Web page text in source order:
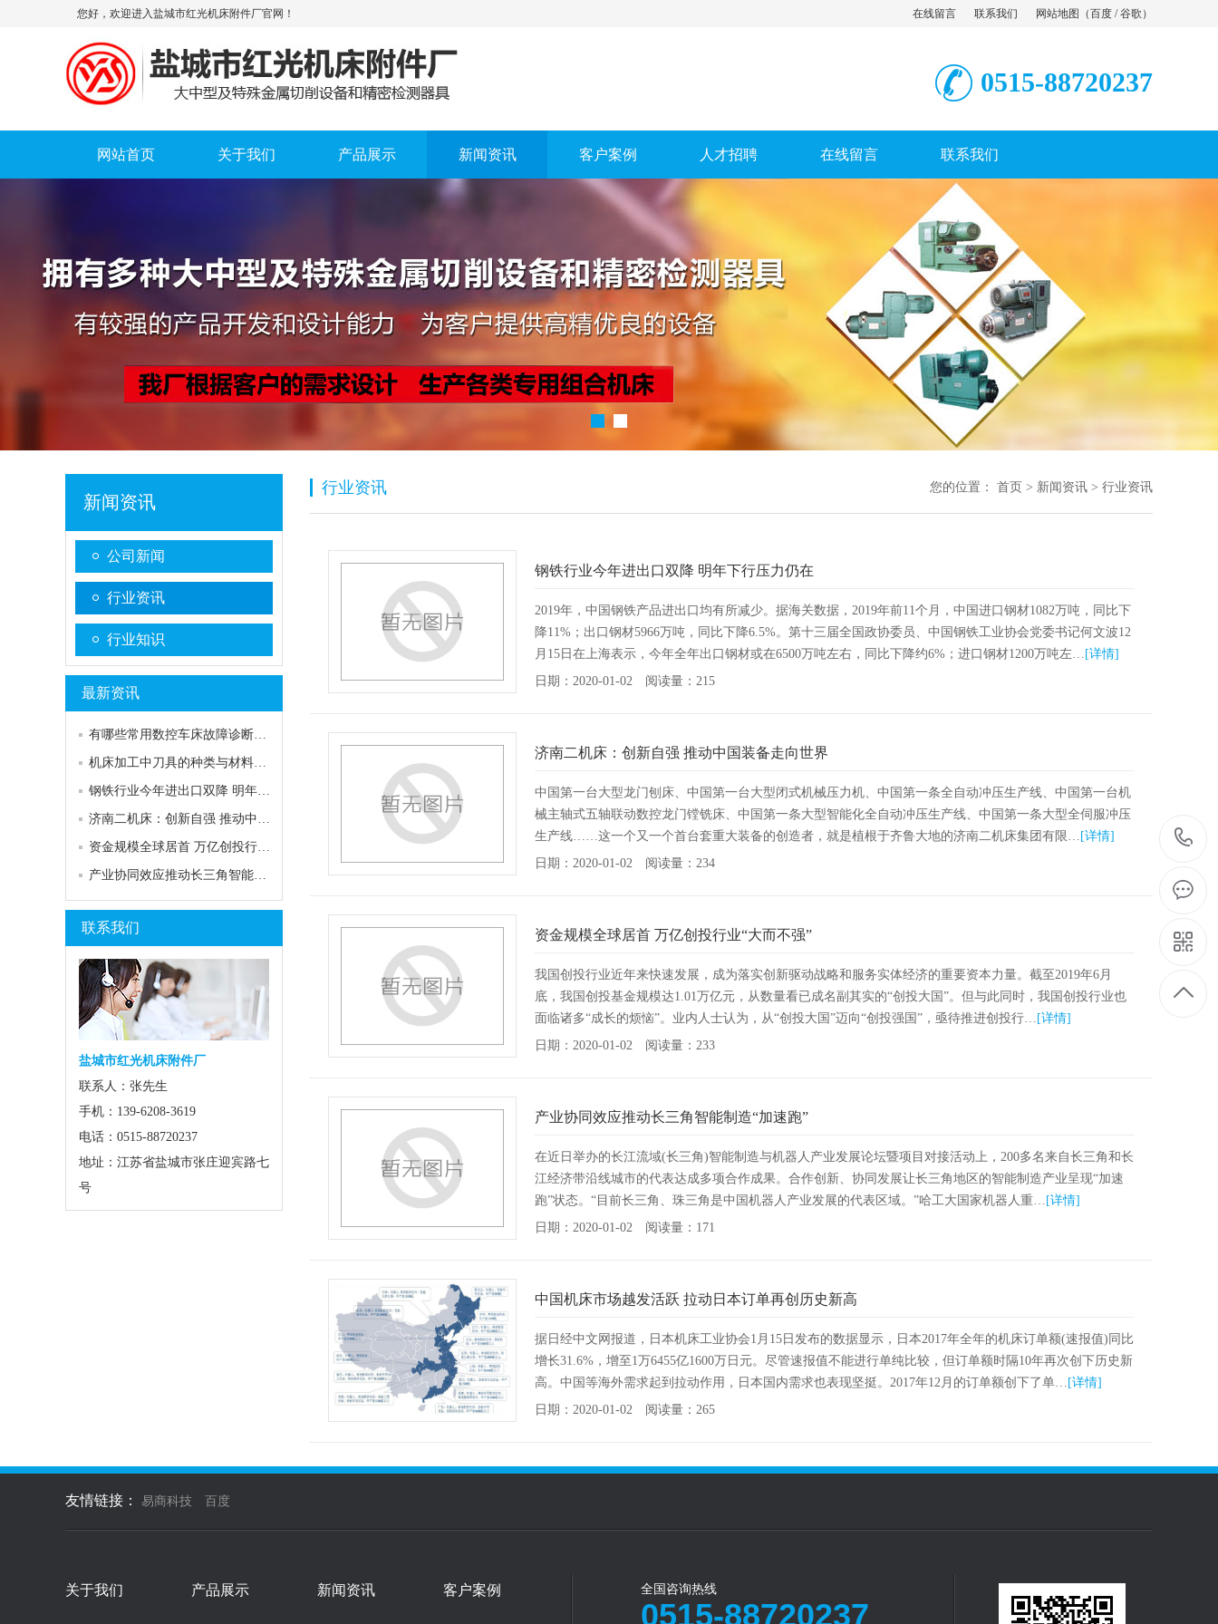
您好，欢迎进入盐城市红光机床附件厂官网！ 在线留言 联系我们 网站地图 （百度 /谷歌 ）
0515-88720237
网站首页 关于我们 产品展示 新闻资讯 客户案例 人才招聘 在线留言 联系我们
1 2
新闻资讯
公司新闻
行业资讯
行业知识
最新资讯
有哪些常用数控车床故障诊断的方式
机床加工中刀具的种类与材料分析和用途
钢铁行业今年进出口双降 明年下行压力仍在
济南二机床：创新自强 推动中国装备走向世界…
资金规模全球居首 万亿创投行业“大而不强”…
产业协同效应推动长三角智能制造“加速跑”
联系我们
盐城市红光机床附件厂
联系人：张先生
手机：139-6208-3619
电话：0515-88720237
地址：江苏省盐城市张庄迎宾路七
号
行业资讯 您的位置： 首页 > 新闻资讯 > 行业资讯
钢铁行业今年进出口双降 明年下行压力仍在
2019年，中国钢铁产品进出口均有所减少。据海关数据，2019年前11个月，中国进口钢材1082万吨，同比下
降11%；出口钢材5966万吨，同比下降6.5%。第十三届全国政协委员、中国钢铁工业协会党委书记何文波12
月15日在上海表示，今年全年出口钢材或在6500万吨左右，同比下降约6%；进口钢材1200万吨左… [详情]
日期：2020-01-02 阅读量：215
济南二机床：创新自强 推动中国装备走向世界
中国第一台大型龙门刨床、中国第一台大型闭式机械压力机、中国第一条全自动冲压生产线、中国第一台机
械主轴式五轴联动数控龙门镗铣床、中国第一条大型智能化全自动冲压生产线、中国第一条大型全伺服冲压
生产线……这一个又一个首台套重大装备的创造者，就是植根于齐鲁大地的济南二机床集团有限… [详情]
日期：2020-01-02 阅读量：234
资金规模全球居首 万亿创投行业“大而不强”
我国创投行业近年来快速发展，成为落实创新驱动战略和服务实体经济的重要资本力量。截至2019年6月
底，我国创投基金规模达1.01万亿元，从数量看已成名副其实的“创投大国”。但与此同时，我国创投行业也
面临诸多“成长的烦恼”。业内人士认为，从“创投大国”迈向“创投强国”，亟待推进创投行… [详情]
日期：2020-01-02 阅读量：233
产业协同效应推动长三角智能制造“加速跑”
在近日举办的长江流域(长三角)智能制造与机器人产业发展论坛暨项目对接活动上，200多名来自长三角和长
江经济带沿线城市的代表达成多项合作成果。合作创新、协同发展让长三角地区的智能制造产业呈现“加速
跑”状态。“目前长三角、珠三角是中国机器人产业发展的代表区域。”哈工大国家机器人重… [详情]
日期：2020-01-02 阅读量：171
中国机床市场越发活跃 拉动日本订单再创历史新高
据日经中文网报道，日本机床工业协会1月15日发布的数据显示，日本2017年全年的机床订单额(速报值)同比
增长31.6%，增至1万6455亿1600万日元。尽管速报值不能进行单纯比较，但订单额时隔10年再次创下历史新
高。中国等海外需求起到拉动作用，日本国内需求也表现坚挺。2017年12月的订单额创下了单… [详情]
日期：2020-01-02 阅读量：265
友情链接： 易商科技 百度
关于我们 产品展示 新闻资讯 客户案例 全国咨询热线
0515-88720237